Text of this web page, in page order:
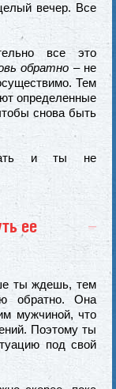
вечер. Все
все это
обратно– не
Тем
определенные
снова быть
и ты не
ее
ты ждешь, тем
обратно. Она
мужчиной, что
Поэтому ты
под свой